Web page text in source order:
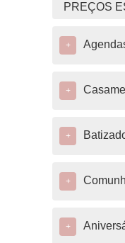
PREÇOS
+
+
+
+
+